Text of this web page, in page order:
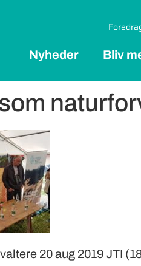
Nyheder Bliv
20 aug 2019 JTI